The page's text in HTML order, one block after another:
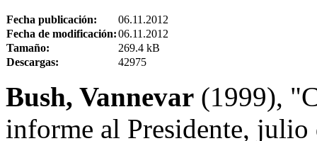
Fecha publicación:
06.11.2012
Fecha de modificación:06.11.2012
Tamaño:
269.4 kB
Descargas:
42975
Bush, Vannevar (1999),
informe al Presidente, julio